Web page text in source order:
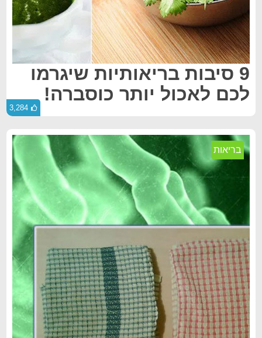
9 סיבות בריאותיות שיגרמו
לכם לאכול יותר כוסברה!
3,284
בריאות